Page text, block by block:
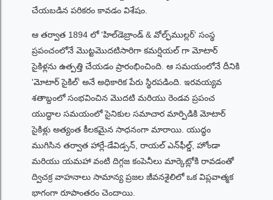
చేయబడిన పరికరం కావడం విశేషం.
ఆ తర్వాత 1894 లో 'హిల్‌డెబ్రాండ్ & వోల్ఫ్‌ముల్లర్' సంస్థ
ప్రపంచంలోనే మొట్టమొదటిసారిగా కమర్షియల్ గా మోటార్
సైకిళ్లను ఉత్పత్తి చేయడం ప్రారంభించింది. ఆ సమయంలోనే దీనికి
'మోటార్ సైకిల్' అనే అధికారిక పేరు స్థిరపడింది. ఇరవయ్యవ
శతాబ్దంలో సంభవించిన మొదటి మరియు రెండవ ప్రపంచ
యుద్ధాల సమయంలో సైనికుల సమాచార మార్పిడికి మోటార్
సైకిళ్లు అత్యంత కీలకమైన సాధనంగా మారాయి. యుద్ధం
ముగిసిన తర్వాత హార్లే-డేవిడ్సన్, రాయల్ ఎన్‌ఫీల్డ్, హోండా
మరియు యమహా వంటి దిగ్గజ కంపెనీలు మార్కెట్లోకి రావడంతో
ద్విచక్ర వాహనాలు సామాన్య ప్రజల జీవనశైలిలో ఒక విప్లవాత్మక
భాగంగా రూపాంతరం చెందాయి.